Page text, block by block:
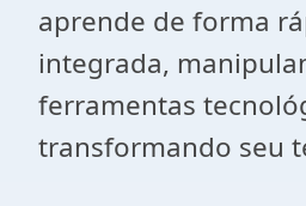
aprende de forma
integrada,
ferramentas
transformando seu